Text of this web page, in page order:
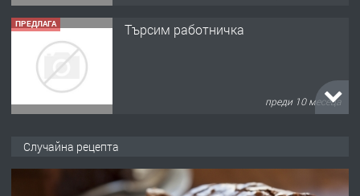
ПРЕДЛАГА Търсим работничка
преди 10 месеца
Случайна рецепта